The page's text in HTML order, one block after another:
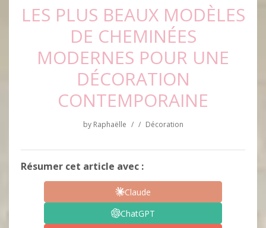
LES PLUS BEAUX MODÈLES
DE CHEMINÉES
MODERNES POUR UNE
DÉCORATION
CONTEMPORAINE
by Raphaëlle / / Décoration
Résumer cet article avec :
Claude
ChatGPT